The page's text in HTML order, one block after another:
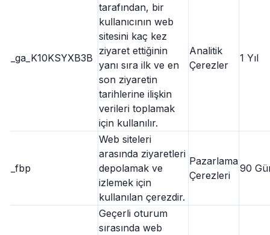
_ga_K10KSYXB3B
tarafından, bir
kullanıcının web
sitesini kaç kez
ziyaret ettiğinin
yanı sıra ilk ve en
son ziyaretin
tarihlerine ilişkin
verileri toplamak
için kullanılır.
Analitik
Çerezler
1 Yıl
_fbp
Web siteleri
arasında ziyaretleri
depolamak ve
izlemek için
kullanılan çerezdir.
Pazarlama
Çerezleri
90
Geçerli oturum
sırasında web